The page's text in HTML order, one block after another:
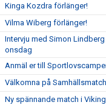
Kinga Kozdra förlänger!
Vilma Wiberg förlänger!
Intervju med Simon
onsdag
Anmäl er till
Välkomna på
Ny spännande match i